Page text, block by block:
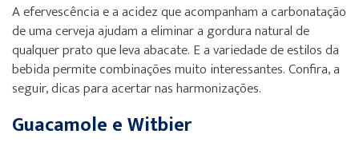
A efervescência e a acidez que acompanham a carbonatação
de uma cerveja ajudam a eliminar a gordura natural de
qualquer prato que leva abacate. E a variedade de estilos da
bebida permite combinações muito interessantes. Confira, a
seguir, dicas para acertar nas harmonizações.
Guacamole e Witbier